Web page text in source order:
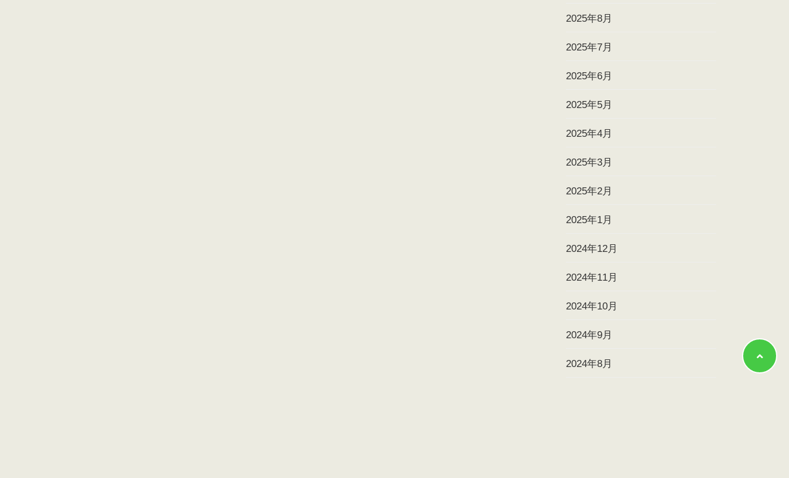
2025年8月
2025年7月
2025年6月
2025年5月
2025年4月
2025年3月
2025年2月
2025年1月
2024年12月
2024年11月
2024年10月
2024年9月
2024年8月